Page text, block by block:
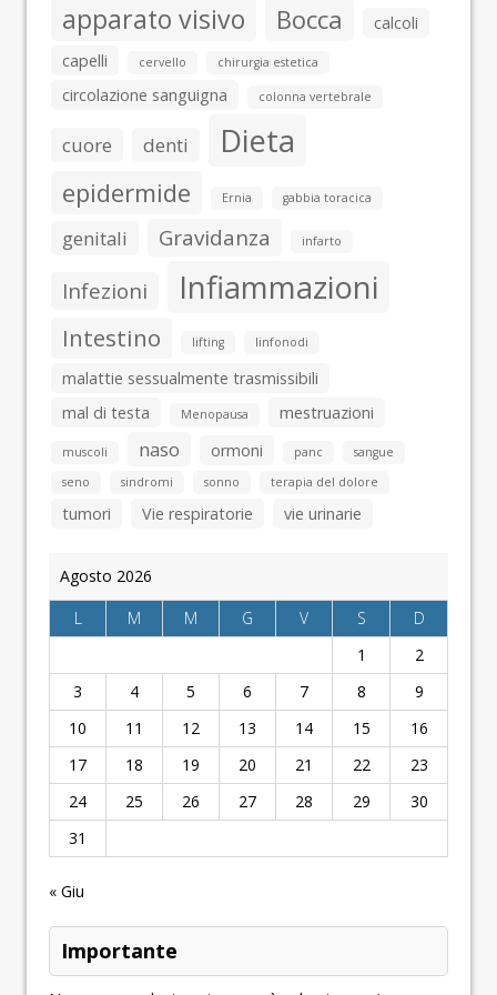
apparato visivo Bocca
calcoli
capelli
cervello chirurgia estetica
circolazione sanguigna colonna vertebrale
cuore denti Dieta
epidermide Ernia gabbia toracica
genitali Gravidanza infarto
Infezioni Infiammazioni
Intestino lifting linfonodi
malattie sessualmente trasmissibili
mal di testa
Menopausa mestruazioni
muscoli naso ormoni panc
sangue
seno
sindromi sonno terapia del dolore
tumori Vie respiratorie vie urinarie
Agosto 2026
L
M M G V S
D
1
2
3
4 5 6 7 8
9
10
11 12 13 14 15
16
17
18 19 20 21 22
23
24
25 26 27 28 29
30
31
« Giu
Importante